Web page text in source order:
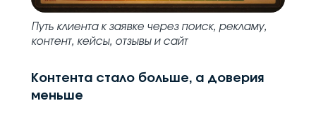
Путь клиента к заявке через поиск, рекламу,
контент, кейсы, отзывы и сайт
Контента стало больше, а доверия
меньше